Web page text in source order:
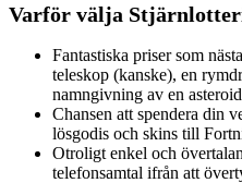
Varför välja
Fantastiska priser som
teleskop (kanske), en
namngivning av en
Chansen att spendera din
lösgodis och skins till
Otroligt enkel och
telefonsamtal ifrån att